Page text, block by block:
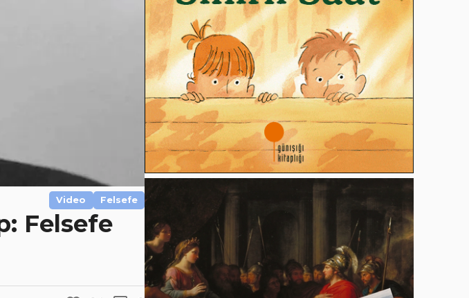
Video Felsefe
Felsefe